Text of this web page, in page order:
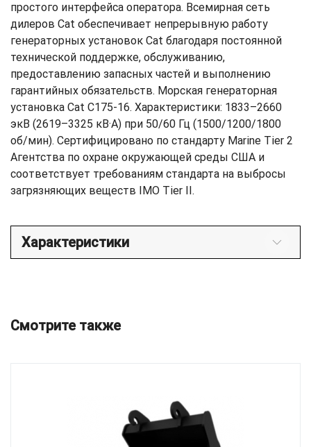
простого интерфейса оператора. Всемирная сеть
дилеров Cat обеспечивает непрерывную работу
генераторных установок Cat благодаря постоянной
технической поддержке, обслуживанию,
предоставлению запасных частей и выполнению
гарантийных обязательств. Морская генераторная
установка Cat C175-16. Характеристики: 1833–2660
экВ (2619–3325 кВ·А) при 50/60 Гц (1500/1200/1800
об/мин). Сертифицировано по стандарту Marine Tier 2
Агентства по охране окружающей среды США и
соответствует требованиям стандарта на выбросы
загрязняющих веществ IMO Tier II.
Характеристики
Смотрите также